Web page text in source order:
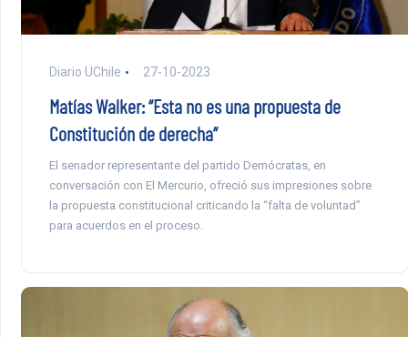
Diario UChile 27-10-2023
Matías Walker: “Esta no es una propuesta de
Constitución de derecha”
El senador representante del partido Demócratas, en
conversación con El Mercurio, ofreció sus impresiones sobre
la propuesta constitucional criticando la “falta de voluntad”
para acuerdos en el proceso.